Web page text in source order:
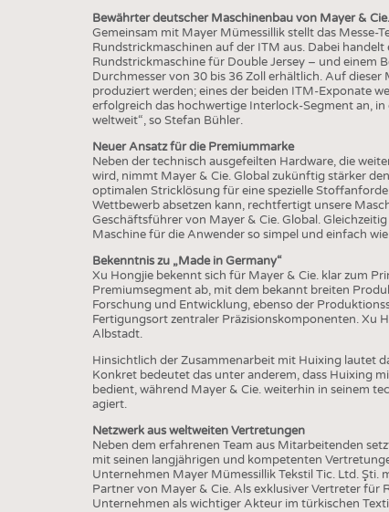
BUSINESS
UNTERNEHMEN
AUSSCHREIBUNGEN
DTV AUSSCHREIBUNGSDIENST
BRANCHENTERMINE
Bewährter deutscher Maschinenbau von Mayer & Cie.
Gemeinsam mit Mayer Mümessillik stellt das Messe-
Rundstrickmaschinen auf der ITM aus. Dabei handelt
Rundstrickmaschine für Double Jersey – und einem
Durchmesser von 30 bis 36 Zoll erhältlich. Auf
produziert werden; eines der beiden ITM-Exponate
erfolgreich das hochwertige Interlock-Segment an,
weltweit“, so Stefan Bühler.
Neuer Ansatz für die Premiummarke
Neben der technisch ausgefeilten Hardware, die
wird, nimmt Mayer & Cie. Global zukünftig stärker
optimalen Stricklösung für eine spezielle
Wettbewerb absetzen kann, rechtfertigt unsere
Geschäftsführer von Mayer & Cie. Global.
Maschine für die Anwender so simpel und einfach
Bekenntnis zu „Made in Germany“
Xu Hongjie bekennt sich für Mayer & Cie. klar zum
Premiumsegment ab, mit dem bekannt breiten
Forschung und Entwicklung, ebenso der
Fertigungsort zentraler Präzisionskomponenten. Xu
Albstadt.
Hinsichtlich der Zusammenarbeit mit Huixing lautet
Konkret bedeutet das unter anderem, dass Huixing
bedient, während Mayer & Cie. weiterhin in seinem
agiert.
Netzwerk aus weltweiten Vertretungen
Neben dem erfahrenen Team aus Mitarbeitenden
mit seinen langjährigen und kompetenten
Unternehmen Mayer Mümessillik Tekstil Tic. Ltd. Şti.
Partner von Mayer & Cie. Als exklusiver Vertreter für
Unternehmen als wichtiger Akteur im türkischen